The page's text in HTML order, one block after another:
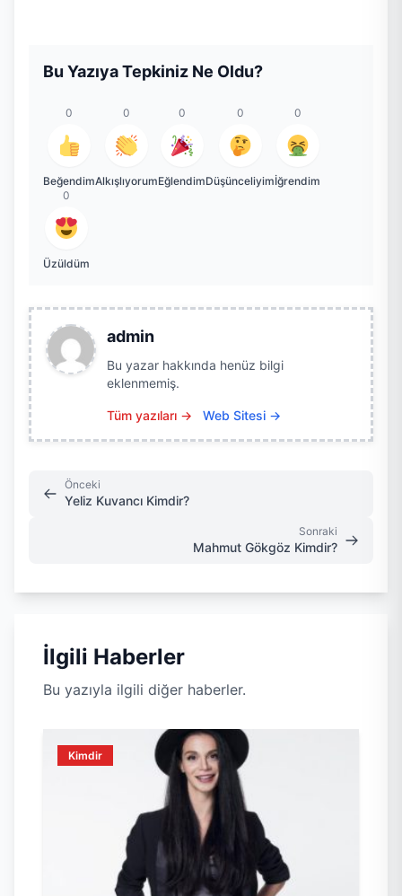
Bu Yazıya Tepkiniz Ne Oldu?
0
Beğendim
0
Alkışlıyorum
0
Eğlendim
0
Düşünceliyim
0
İğrendim
0
Üzüldüm
admin
Bu yazar hakkında henüz bilgi
eklenmemiş.
Tüm yazıları → Web Sitesi →
Önceki
Yeliz Kuvancı Kimdir?
Sonraki
Mahmut Gökgöz Kimdir?
İlgili Haberler
Bu yazıyla ilgili diğer haberler.
Kimdir